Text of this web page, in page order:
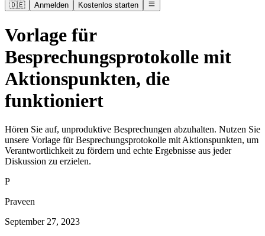
🇩🇪 Anmelden Kostenlos starten
Vorlage für
Besprechungsprotokolle mit
Aktionspunkten, die
funktioniert
Hören Sie auf, unproduktive Besprechungen abzuhalten. Nutzen Sie
unsere Vorlage für Besprechungsprotokolle mit Aktionspunkten, um
Verantwortlichkeit zu fördern und echte Ergebnisse aus jeder
Diskussion zu erzielen.
P
Praveen
September 27, 2023